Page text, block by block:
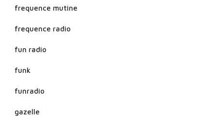
frequence mutine
frequence radio
fun radio
funk
funradio
gazelle